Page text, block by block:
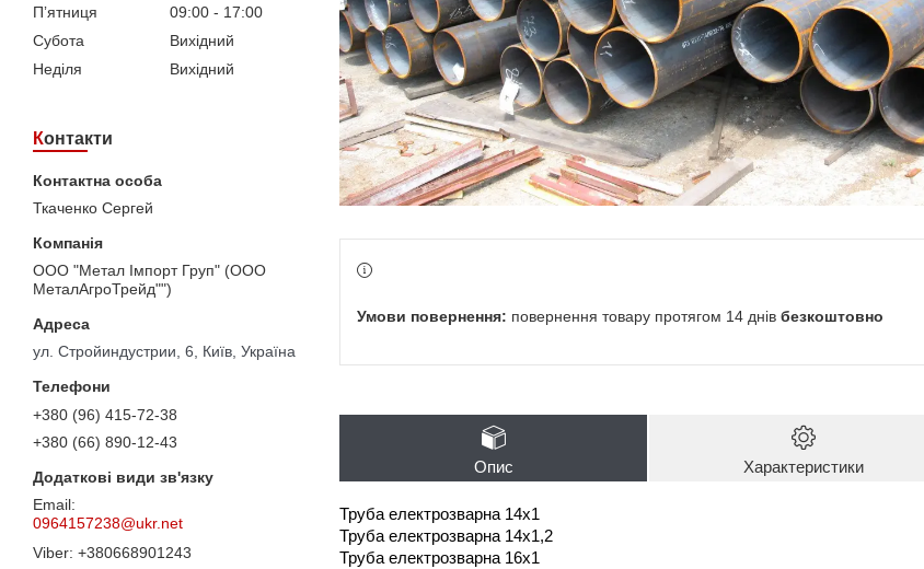
Пʼятниця
09:00
17:00
Субота
Вихідний
Неділя
Вихідний
Контакти
Ткаченко Сергей
ООО "Метал Імпорт Груп" (ООО
МеталАгроТрейд"")
ул. Стройиндустрии, 6, Київ, Україна
+380 (96) 415-72-38
+380 (66) 890-12-43
0964157238@ukr.net
+380668901243
повернення товару протягом 14 днів безкоштовно
Опис Характеристики
Труба електрозварна 14х1
Труба електрозварна 14х1,2
Труба електрозварна 16х1